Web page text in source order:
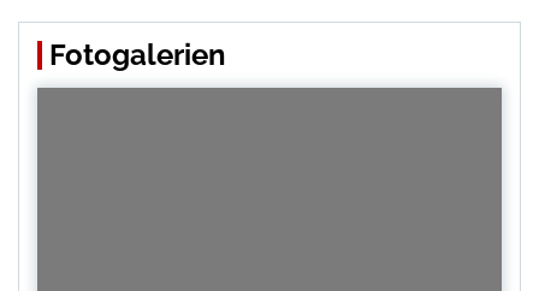
Fotogalerien